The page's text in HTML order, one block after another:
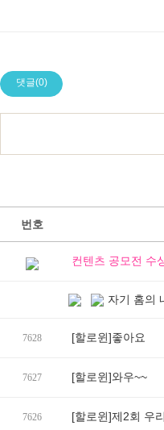
댓글(0)
번호
컨텐츠 공모전 수
자기 홈의
7628 [할로윈]좋아요
7627 [할로윈]와우~~
7626 [할로윈]제2회 우